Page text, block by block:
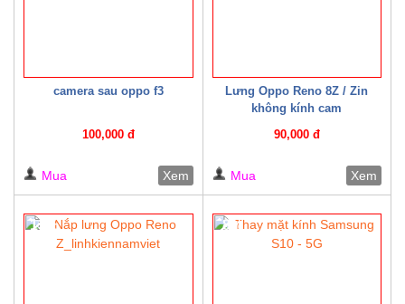
camera sau oppo f3
100,000 đ
Mua Xem
Lưng Oppo Reno 8Z / Zin
không kính cam
90,000 đ
Mua Xem
13% 8%